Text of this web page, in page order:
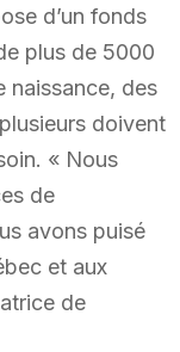
d’un fonds
plus de 5000
naissance, des
doivent
« Nous
de
avons puisé
et aux
de